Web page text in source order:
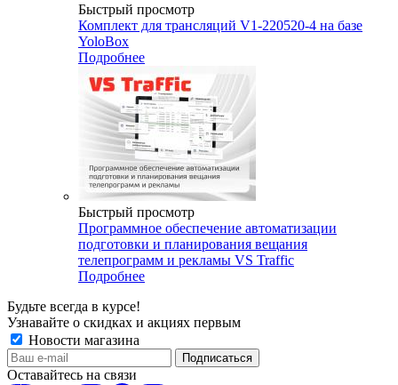
Быстрый просмотр
Комплект для трансляций V1-220520-4 на базе
YoloBox
Подробнее
Быстрый просмотр
Программное обеспечение автоматизации
подготовки и планирования вещания
телепрограмм и рекламы VS Traffic
Подробнее
Будьте всегда в курсе!
Узнавайте о скидках и акциях первым
Новости магазина
Оставайтесь на связи